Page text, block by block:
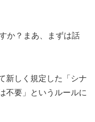
か？まあ、まずは話
新しく規定した「シナ
不要」というルールに